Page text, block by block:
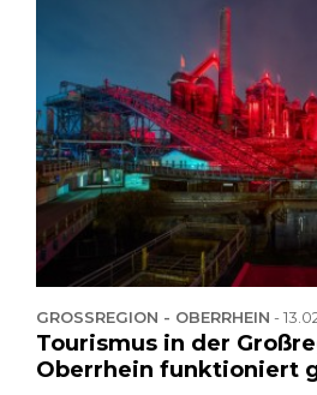
GROSSREGION - OBERRHEIN -
Tourismus in der
Oberrhein funktioniert